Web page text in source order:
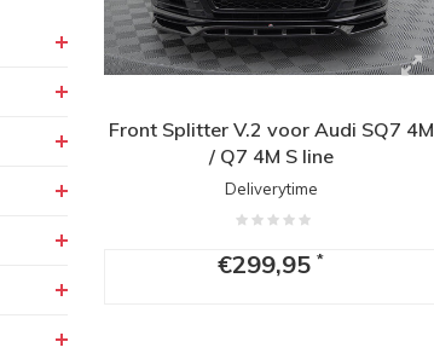
Front Splitter V.2 voor Audi SQ7 4M
/ Q7 4M S line
Deliverytime
€299,95*